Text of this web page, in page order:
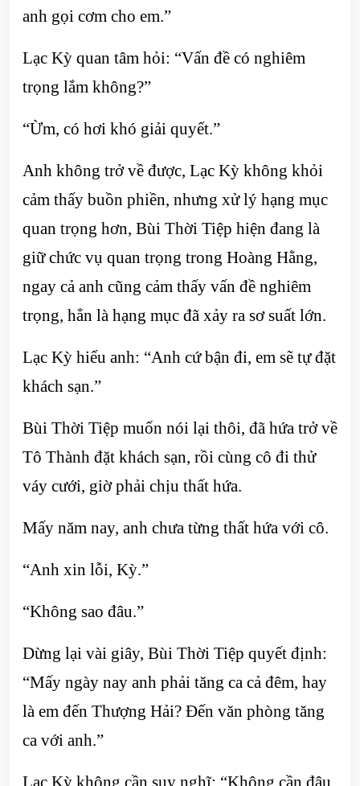
anh gọi cơm cho em.”
Lạc Kỳ quan tâm hỏi: “Vấn đề có nghiêm
trọng lắm không?”
“Ừm, có hơi khó giải quyết.”
Anh không trở về được, Lạc Kỳ không khỏi
cảm thấy buồn phiền, nhưng xử lý hạng mục
quan trọng hơn, Bùi Thời Tiệp hiện đang là
giữ chức vụ quan trọng trong Hoàng Hằng,
ngay cả anh cũng cảm thấy vấn đề nghiêm
trọng, hẳn là hạng mục đã xảy ra sơ suất lớn.
Lạc Kỳ hiểu anh: “Anh cứ bận đi, em sẽ tự đặt
khách sạn.”
Bùi Thời Tiệp muốn nói lại thôi, đã hứa trở về
Tô Thành đặt khách sạn, rồi cùng cô đi thử
váy cưới, giờ phải chịu thất hứa.
Mấy năm nay, anh chưa từng thất hứa với cô.
“Anh xin lỗi, Kỳ.”
“Không sao đâu.”
Dừng lại vài giây, Bùi Thời Tiệp quyết định:
“Mấy ngày nay anh phải tăng ca cả đêm, hay
là em đến Thượng Hải? Đến văn phòng tăng
ca với anh.”
Lạc Kỳ không cần suy nghĩ: “Không cần đâu,